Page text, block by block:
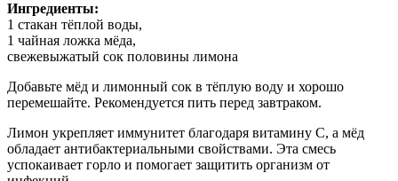
Ингредиенты:
1 стакан тёплой воды,
1 чайная ложка мёда,
свежевыжатый сок половины лимона
Добавьте мёд и лимонный сок в тёплую воду и хорошо
перемешайте. Рекомендуется пить перед завтраком.
Лимон укрепляет иммунитет благодаря витамину C, а мёд
обладает антибактериальными свойствами. Эта смесь
успокаивает горло и помогает защитить организм от